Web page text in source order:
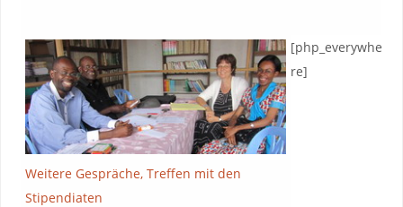
Weitere Gespräche, Treffen mit den
Stipendiaten
[php_everywhe
re]